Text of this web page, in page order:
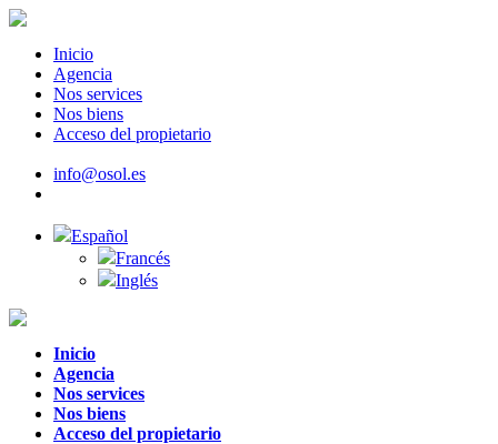
Inicio
Agencia
Nos services
Nos biens
Acceso del propietario
info@osol.es
Español
Francés
Inglés
Inicio
Agencia
Nos services
Nos biens
Acceso del propietario